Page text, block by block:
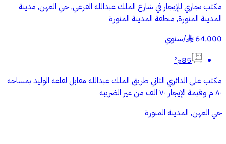
مكتب تجاري للإيجار في شارع الملك عبدالله الفرعي, حي العهن, مدينة
المدينة المنورة, منطقة المدينة المنورة
64,000
§
/سنوي
85م²
مكتب على الدائري الثاني طريق الملك عبدالله مقابل لقاعة الوليد بمساحة
٨٠ م وقيمة الإيجار ٧٠ الف من غير الضريبة
حي العهن, المدينة المنورة